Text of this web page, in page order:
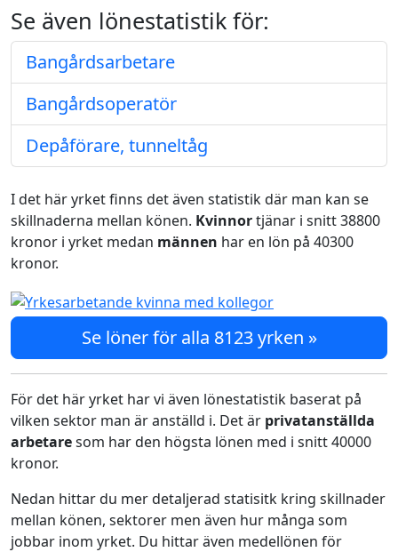
Se även lönestatistik för:
Bangårdsarbetare
Bangårdsoperatör
Depåförare, tunneltåg
I det här yrket finns det även statistik där man kan se
skillnaderna mellan könen. Kvinnortjänar i snitt 38800
kronor i yrket medan männen har en lön på 40300
kronor.
Se löner för alla 8123 yrken »
För det här yrket har vi även lönestatistik baserat på
vilken sektor man är anställd i. Det är privatanställda
arbetaresom har den högsta lönen med i snitt 40000
kronor.
Nedan hittar du mer detaljerad statisitk kring skillnader
mellan könen, sektorer men även hur många som
jobbar inom yrket. Du hittar även medellönen för